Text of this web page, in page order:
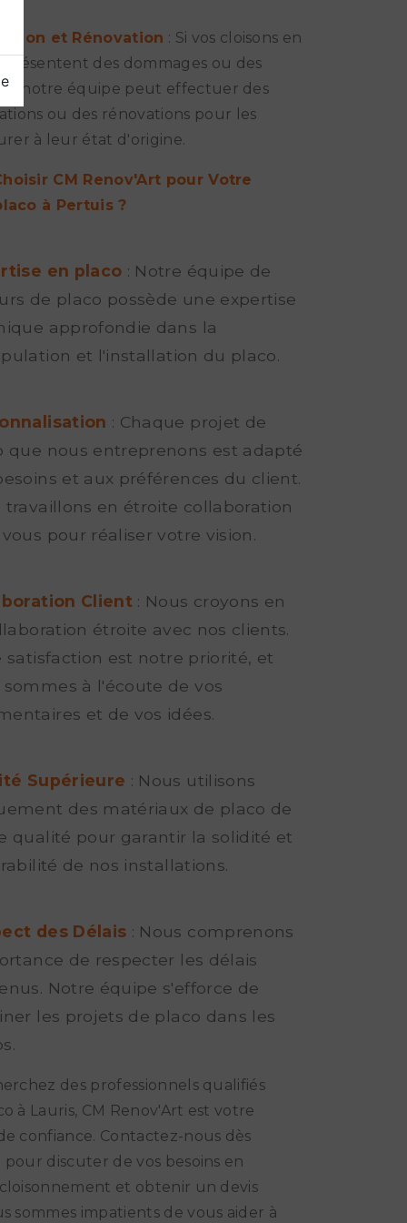
et Rénovation : Si vos cloisons en
présentent des dommages ou des
notre équipe peut effectuer des
ou des rénovations pour les
à leur état d'origine.
CM Renov'Art pour Votre
à Pertuis ?
en placo : Notre équipe de
de placo possède une expertise
approfondie dans la
et l'installation du placo.
: Chaque projet de
que nous entreprenons est adapté
et aux préférences du client.
travaillons en étroite collaboration
pour réaliser votre vision.
Client : Nous croyons en
étroite avec nos clients.
satisfaction est notre priorité, et
sommes à l'écoute de vos
et de vos idées.
Supérieure : Nous utilisons
des matériaux de placo de
qualité pour garantir la solidité et
de nos installations.
des Délais : Nous comprenons
de respecter les délais
Notre équipe s'efforce de
les projets de placo dans les
des professionnels qualifiés
à Lauris, CM Renov'Art est votre
confiance. Contactez-nous dès
discuter de vos besoins en
et obtenir un devis
sommes impatients de vous aider à